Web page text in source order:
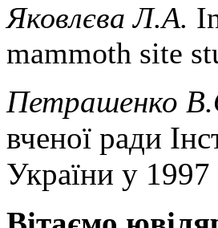
Яковлєва Л.A.
mammoth site
Петрашенко
вченої ради
України у 1997